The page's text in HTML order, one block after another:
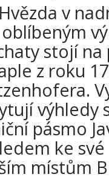
v
stojí na
z roku
výhledy
pásmo
ke
místům